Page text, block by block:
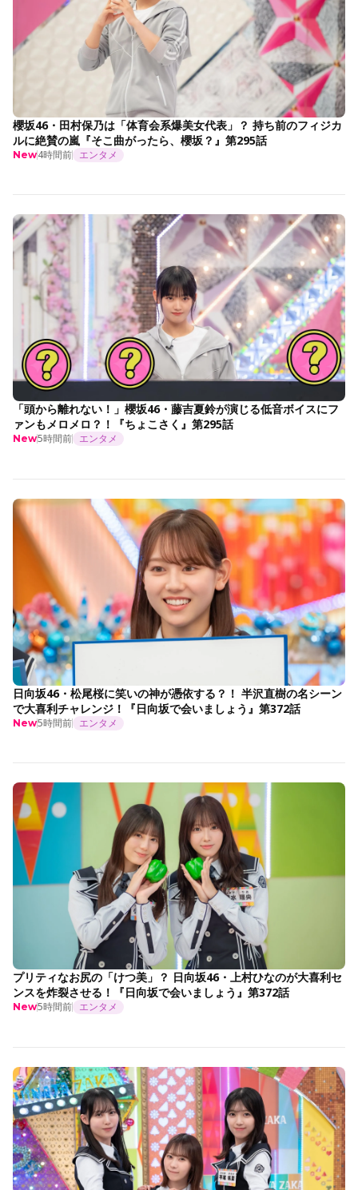
櫻坂46・田村保乃は「体育会系爆美女代表」？ 持ち前のフィジカ
ルに絶賛の嵐『そこ曲がったら、櫻坂？』第295話
New4時間前 エンタメ
「頭から離れない！」櫻坂46・藤吉夏鈴が演じる低音ボイスにフ
ァンもメロメロ？！『ちょこさく』第295話
New5時間前 エンタメ
日向坂46・松尾桜に笑いの神が憑依する？！ 半沢直樹の名シーン
で大喜利チャレンジ！『日向坂で会いましょう』第372話
New5時間前 エンタメ
プリティなお尻の「けつ美」？ 日向坂46・上村ひなのが大喜利セ
ンスを炸裂させる！『日向坂で会いましょう』第372話
New5時間前 エンタメ